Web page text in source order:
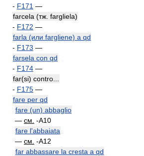
- F171 —
farcela (тж. fargliela)
- F172 —
farla (или fargliene) a qd
- F173 —
farsela con qd
- F174 —
far(si) contro...
- F175 —
fare per qd
fare (un) abbaglio
— см. -A10
fare l'abbaiata
— см. -A12
far abbassare la cresta a qd